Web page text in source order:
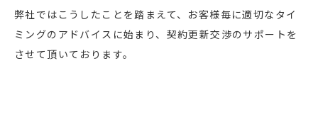
弊社ではこうしたことを踏まえて、お客様毎に適切なタイ
ミングのアドバイスに始まり、契約更新交渉のサポートを
させて頂いております。